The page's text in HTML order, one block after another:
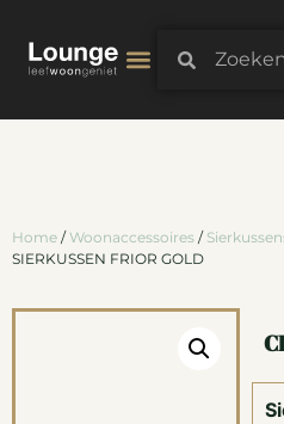
Home / Woonaccessoires /
SIERKUSSEN FRIOR GOLD